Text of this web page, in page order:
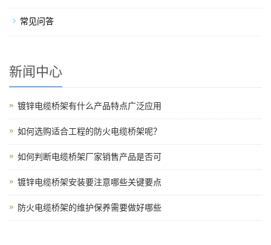
常见问答
新闻中心
镀锌电缆桥架有什么产品特点广泛应用
如何选购适合工程的防火电缆桥架呢？
如何判断电缆桥架厂家销售产品是否可
镀锌电缆桥架安装要注意哪些关键要点
防火电缆桥架的维护保养需要做好哪些